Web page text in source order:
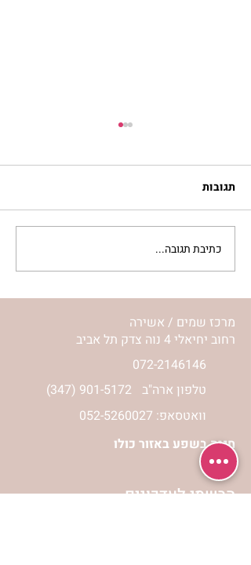
מתגעגעות לבית המפגש,
השיעור לתשעה באב | הר'
ימימה מזרחי
תגובות
כתיבת תגובה...
מרכז שמים / אשירה
רחוב יחיאלי 4 נוה צדק תל אביב
072-2146146
(347) 901-5172 טלפון ארה"ב
וואטסאפ: 052-5260027
חניה בשפע באזור כולו
הרשמי לעדכונים